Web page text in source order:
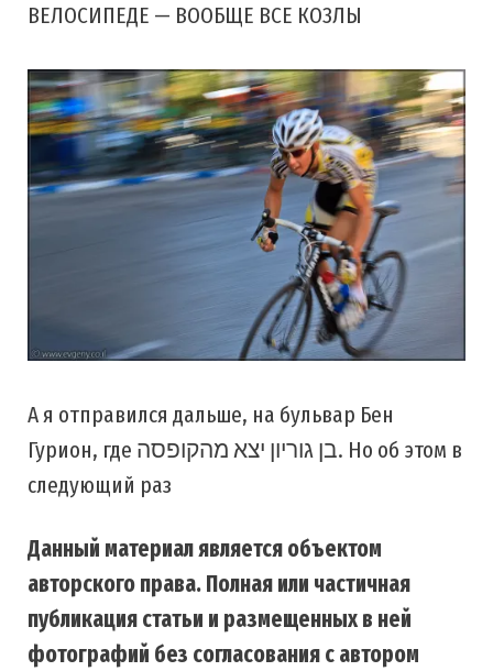
ВЕЛОСИПЕДЕ — ВООБЩЕ ВСЕ КОЗЛЫ
А я отправился дальше, на бульвар Бен
Гурион, где בן גוריון יצא מהקופסה. Но об этом в
следующий раз
Данный материал является объектом
авторского права. Полная или частичная
публикация статьи и размещенных в ней
фотографий без согласования с автором